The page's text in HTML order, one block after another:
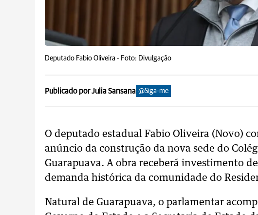
Deputado Fabio Oliveira - Foto: Divulgação
Publicado por Julia Sansana @Siga-me
O deputado estadual Fabio Oliveira (Novo)
anúncio da construção da nova sede do
Guarapuava. A obra receberá investimento
demanda histórica da comunidade do
Natural de Guarapuava, o parlamentar